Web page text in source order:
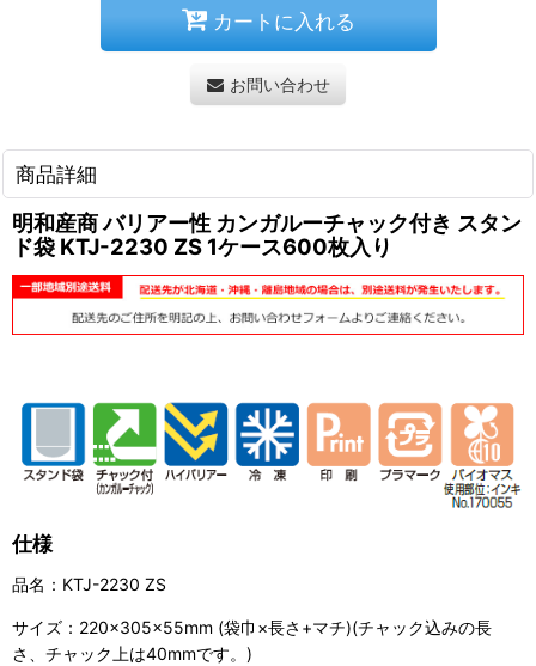
カートに入れる
お問い合わせ
商品詳細
明和産商 バリアー性 カンガルーチャック付き スタン
ド袋 KTJ-2230 ZS 1ケース600枚入り
仕様
品名：KTJ-2230 ZS
サイズ：220×305×55mm (袋巾×長さ+マチ)(チャック込みの長
さ、チャック上は40mmです。)